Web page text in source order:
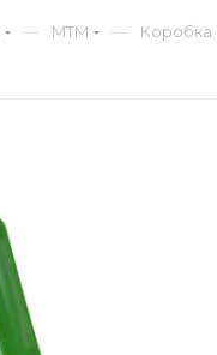
— MTM — Коробка